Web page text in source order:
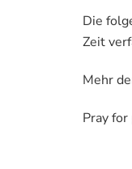
Die
Zeit
Mehr
Pray for